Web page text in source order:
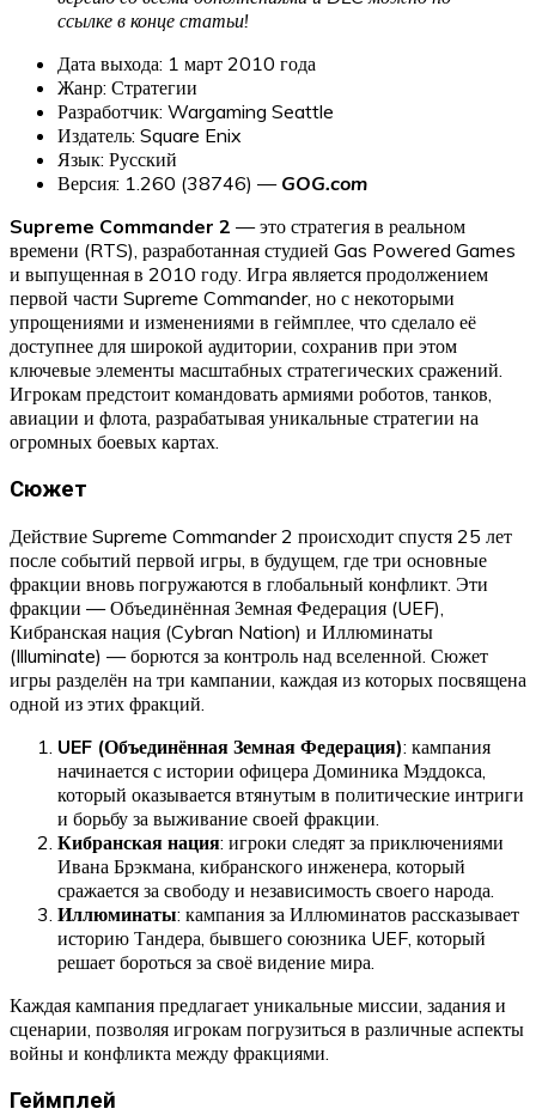
ссылке в конце статьи!
Дата выхода: 1 март 2010 года
Жанр: Стратегии
Разработчик: Wargaming Seattle
Издатель: Square Enix
Язык: Русский
Версия: 1.260 (38746) — GOG.com
Supreme Commander 2 — это стратегия в реальном
времени (RTS), разработанная студией Gas Powered Games
и выпущенная в 2010 году. Игра является продолжением
первой части Supreme Commander, но с некоторыми
упрощениями и изменениями в геймплее, что сделало её
доступнее для широкой аудитории, сохранив при этом
ключевые элементы масштабных стратегических сражений.
Игрокам предстоит командовать армиями роботов, танков,
авиации и флота, разрабатывая уникальные стратегии на
огромных боевых картах.
Сюжет
Действие Supreme Commander 2 происходит спустя 25 лет
после событий первой игры, в будущем, где три основные
фракции вновь погружаются в глобальный конфликт. Эти
фракции — Объединённая Земная Федерация (UEF),
Кибранская нация (Cybran Nation) и Иллюминаты
(Illuminate) — борются за контроль над вселенной. Сюжет
игры разделён на три кампании, каждая из которых посвящена
одной из этих фракций.
UEF (Объединённая Земная Федерация): кампания
начинается с истории офицера Доминика Мэддокса,
который оказывается втянутым в политические интриги
и борьбу за выживание своей фракции.
Кибранская нация: игроки следят за приключениями
Ивана Брэкмана, кибранского инженера, который
сражается за свободу и независимость своего народа.
Иллюминаты: кампания за Иллюминатов рассказывает
историю Тандера, бывшего союзника UEF, который
решает бороться за своё видение мира.
Каждая кампания предлагает уникальные миссии, задания и
сценарии, позволяя игрокам погрузиться в различные аспекты
войны и конфликта между фракциями.
Геймплей